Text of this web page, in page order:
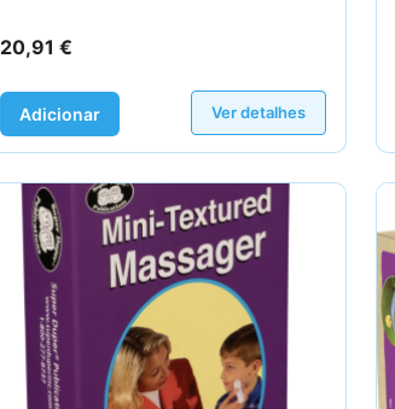
20,91 €
Adicionar Ver detalhes